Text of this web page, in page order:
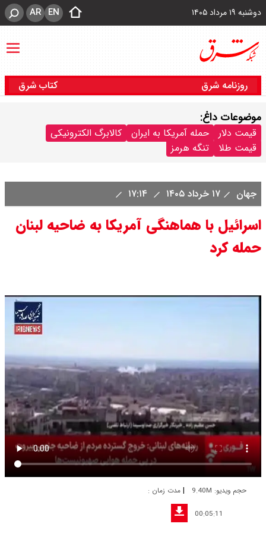
دوشنبه ۱۹ مرداد ۱۴۰۵ EN
AR
روزنامه شرق کتاب شرق
موضوعات داغ:
قیمت دلار حمله آمریکا به ایران
کالابرگ الکترونیکی
قیمت طلا
تنگه هرمز
جهان ۱۷ خرداد ۱۴۰۵
اسرائیل با هماهنگی آمریکا به ضاحیه لبنان
حمله کرد
حجم ویدیو: 9.40M | مدت زمان :
00:05:11